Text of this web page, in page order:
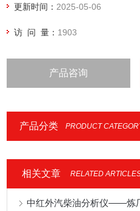
更新时间： 2025-05-06
访 问 量： 1903
产品咨询
产品分类 PRODUCT
相关文章 RELATED
中红外汽柴油分析仪——炼